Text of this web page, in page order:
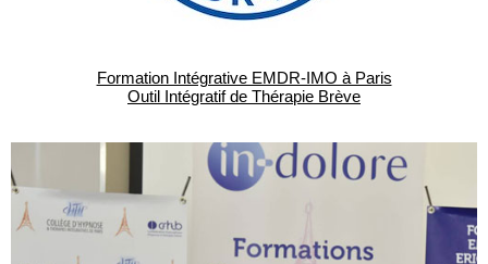
Formation Intégrative EMDR-IMO à Paris
Outil Intégratif de Thérapie Brève